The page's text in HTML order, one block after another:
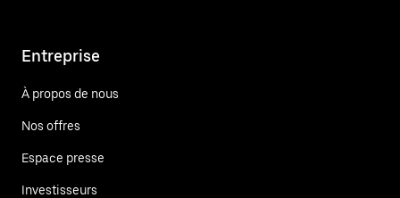
Entreprise
À propos de nous
Nos offres
Espace presse
Investisseurs